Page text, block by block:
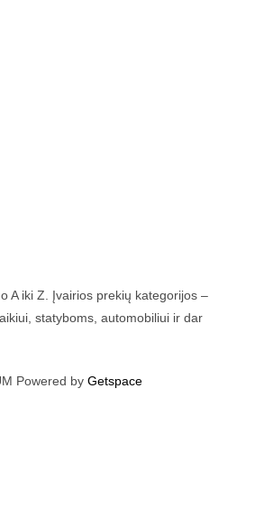
A iki Z. Įvairios prekių kategorijos –
statyboms, automobiliui ir dar
Powered by Getspace